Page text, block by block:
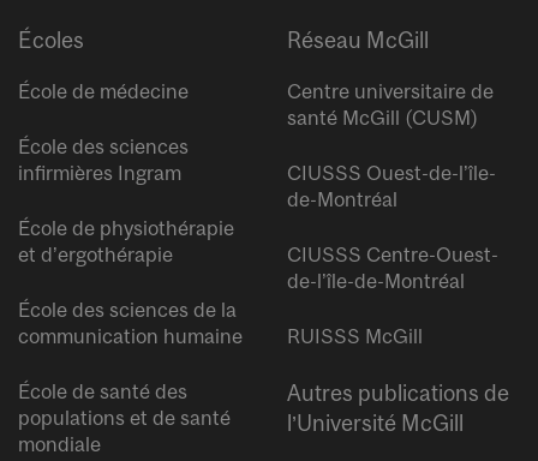
Écoles
École de médecine
École des sciences
infirmières Ingram
École de physiothérapie
et d’ergothérapie
École des sciences de la
communication humaine
École de santé des
populations et de santé
mondiale
Réseau McGill
Centre universitaire de
santé McGill (CUSM)
CIUSSS Ouest-de-l’île-
de-Montréal
CIUSSS Centre-Ouest-
de-l’île-de-Montréal
RUISSS McGill
Autres publications de
l’Université McGill